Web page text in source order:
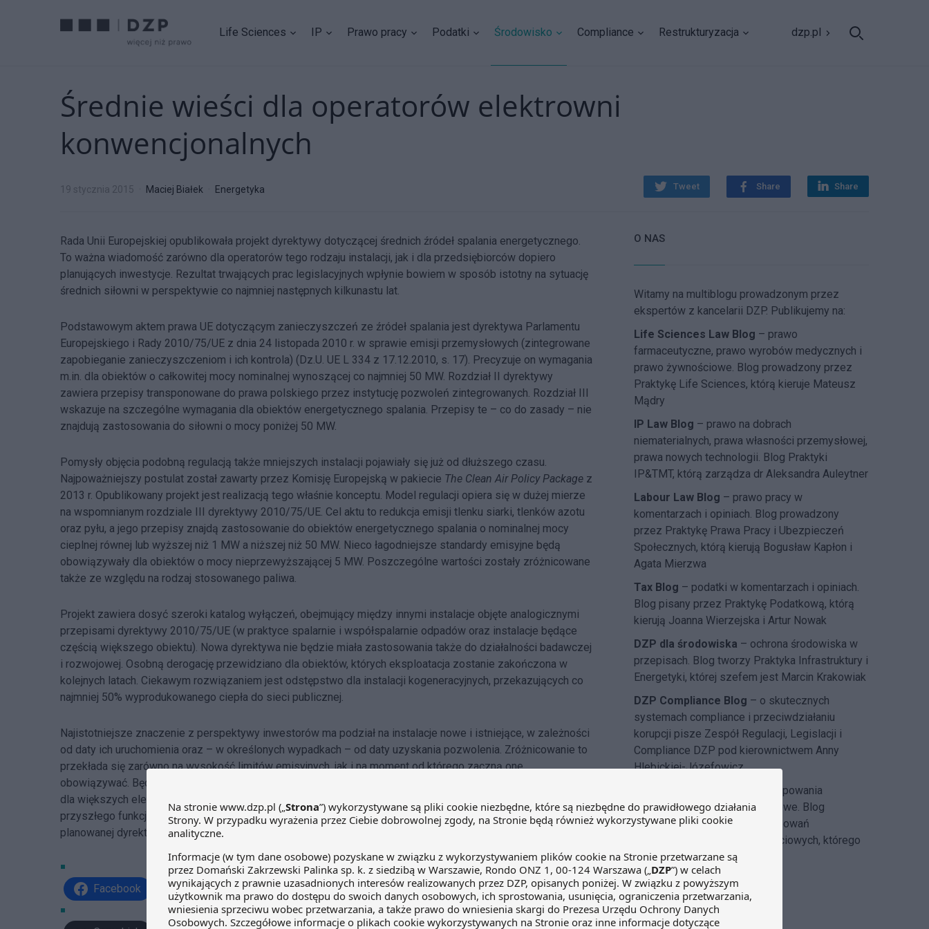
Life Sciences IP Prawo pracy Podatki Środowisko Compliance Restrukturyzacja dzp.pl
Średnie wieści dla operatorów elektrowni
konwencjonalnych
Tweet Share Share
19 stycznia 2015 Maciej Białek Energetyka
Rada Unii Europejskiej opublikowała projekt dyrektywy dotyczącej średnich źródeł spalania energetycznego.
To ważna wiadomość zarówno dla operatorów tego rodzaju instalacji, jak i dla przedsiębiorców dopiero
planujących inwestycje. Rezultat trwających prac legislacyjnych wpłynie bowiem w sposób istotny na sytuację
średnich siłowni w perspektywie co najmniej następnych kilkunastu lat.
Podstawowym aktem prawa UE dotyczącym zanieczyszczeń ze źródeł spalania jest dyrektywa Parlamentu
Europejskiego i Rady 2010/75/UE z dnia 24 listopada 2010 r. w sprawie emisji przemysłowych (zintegrowane
zapobieganie zanieczyszczeniom i ich kontrola) (Dz.U. UE L 334 z 17.12.2010, s. 17). Precyzuje on wymagania
m.in. dla obiektów o całkowitej mocy nominalnej wynoszącej co najmniej 50 MW. Rozdział II dyrektywy
zawiera przepisy transponowane do prawa polskiego przez instytucję pozwoleń zintegrowanych. Rozdział III
wskazuje na szczególne wymagania dla obiektów energetycznego spalania. Przepisy te – co do zasady – nie
znajdują zastosowania do siłowni o mocy poniżej 50 MW.
Pomysły objęcia podobną regulacją także mniejszych instalacji pojawiały się już od dłuższego czasu.
Najpoważniejszy postulat został zawarty przez Komisję Europejską w pakiecie The Clean Air Policy Package z
2013 r. Opublikowany projekt jest realizacją tego właśnie konceptu. Model regulacji opiera się w dużej mierze
na wspomnianym rozdziale III dyrektywy 2010/75/UE. Cel aktu to redukcja emisji tlenku siarki, tlenków azotu
oraz pyłu, a jego przepisy znajdą zastosowanie do obiektów energetycznego spalania o nominalnej mocy
cieplnej równej lub wyższej niż 1 MW a niższej niż 50 MW. Nieco łagodniejsze standardy emisyjne będą
obowiązywały dla obiektów o mocy nieprzewyższającej 5 MW. Poszczególne wartości zostały zróżnicowane
także ze względu na rodzaj stosowanego paliwa.
Projekt zawiera dosyć szeroki katalog wyłączeń, obejmujący między innymi instalacje objęte analogicznymi
przepisami dyrektywy 2010/75/UE (w praktyce spalarnie i współspalarnie odpadów oraz instalacje będące
częścią większego obiektu). Nowa dyrektywa nie będzie miała zastosowania także do działalności badawczej
i rozwojowej. Osobną derogację przewidziano dla obiektów, których eksploatacja zostanie zakończona w
kolejnych latach. Ciekawym rozwiązaniem jest odstępstwo dla instalacji kogeneracyjnych, przekazujących co
najmniej 50% wyprodukowanego ciepła do sieci publicznej.
Najistotniejsze znaczenie z perspektywy inwestorów ma podział na instalacje nowe i istniejące, w zależności
od daty ich uruchomienia oraz – w określonych wypadkach – od daty uzyskania pozwolenia. Zróżnicowanie to
przekłada się zarówno na wysokość limitów emisyjnych, jak i na moment od którego zaczną one
obowiązywać. Będzie ono także wpływało na zastosowanie zasady agregacji, analogicznej do obowiązującej
dla większych elektrowni. Zatem w przypadku planowanych przedsięwzięć, kluczowe znaczenie dla ich
przyszłego funkcjonowania może mieć przyznanie im statusu instalacji istniejącej w dniu wejścia w życie
planowanej dyrektywy.
Facebook Share on X LinkedIn WhatsApp Email
O NAS
Witamy na multiblogu prowadzonym przez
ekspertów z kancelarii DZP. Publikujemy na:
Life Sciences Law Blog – prawo
farmaceutyczne, prawo wyrobów medycznych i
prawo żywnościowe. Blog prowadzony przez
Praktykę Life Sciences, którą kieruje Mateusz
Mądry
IP Law Blog – prawo na dobrach
niematerialnych, prawa własności przemysłowej,
prawa nowych technologii. Blog Praktyki
IP&TMT, którą zarządza dr Aleksandra Auleytner
Labour Law Blog – prawo pracy w
komentarzach i opiniach. Blog prowadzony
przez Praktykę Prawa Pracy i Ubezpieczeń
Społecznych, którą kierują Bogusław Kapłon i
Agata Mierzwa
Tax Blog – podatki w komentarzach i opiniach.
Blog pisany przez Praktykę Podatkową, którą
kierują Joanna Wierzejska i Artur Nowak
DZP dla środowiska – ochrona środowiska w
przepisach. Blog tworzy Praktyka Infrastruktury i
Energetyki, której szefem jest Marcin Krakowiak
DZP Compliance Blog – o skutecznych
systemach compliance i przeciwdziałaniu
korupcji pisze Zespół Regulacji, Legislacji i
Compliance DZP pod kierownictwem Anny
Hlebickiej-Józefowicz
postępowania
restrukturyzacyjne i upadłościowe. Blog
tworzony przez zespół postępowań
restrukturyzacyjnych i upadłościowych, którego
szefem jest Michał Cecerko.